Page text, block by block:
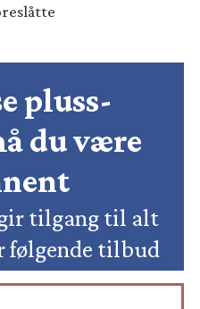
pluss-
du være
tilgang til alt
følgende tilbud